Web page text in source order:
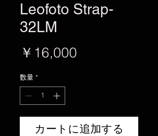
Leofoto Strap-
32LM
￥16,000
数量 *
カートに追加する